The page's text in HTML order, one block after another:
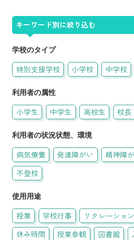
キーワード別に絞り込む
学校のタイプ
特別支援学校 小学校 中学校
利用者の属性
小学生 中学生 高校生 校長
利用者の状況状態、環境
病気療養 発達障がい 精神障
不登校
使用用途
授業 学校行事 リクレーション
休み時間
授業参観 図書館